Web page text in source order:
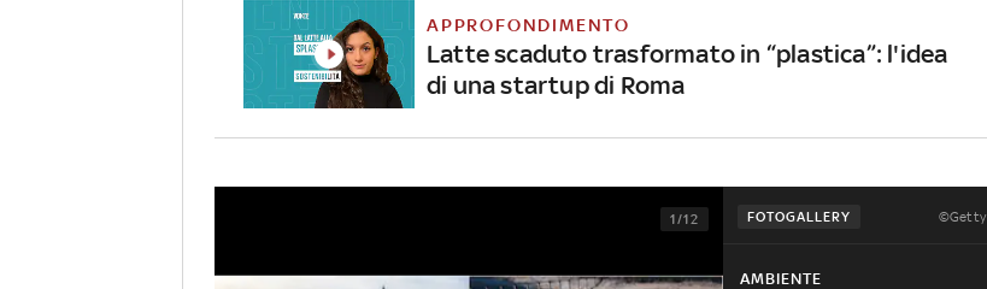
APPROFONDIMENTO
Latte scaduto trasformato in “plastica”: l'idea
di una startup di Roma
FOTOGALLERY ©Getty
1/12
AMBIENTE